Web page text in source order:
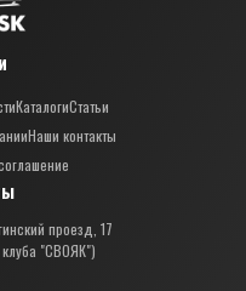
КаталогиСтатьи
Наши контакты
проезд, 17
"СВОЯК")